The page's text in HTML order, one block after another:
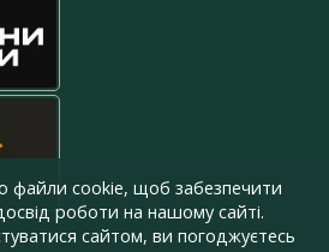
файли cookie, щоб забезпечити
роботи на нашому сайті.
сайтом, ви погоджуєтесь